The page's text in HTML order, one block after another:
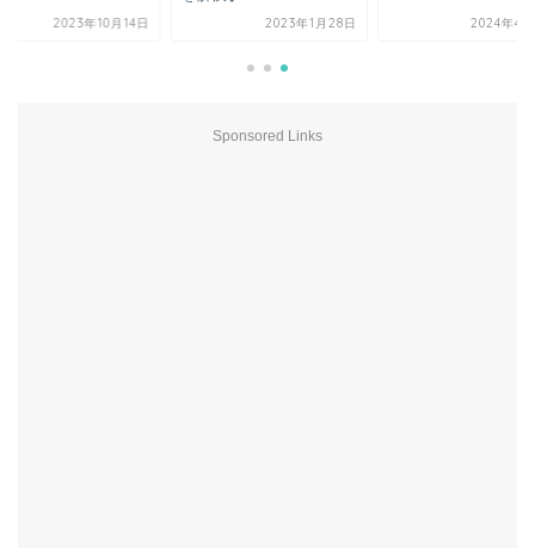
2023年10月14日 2023年1月28日 2024年4
Sponsored Links